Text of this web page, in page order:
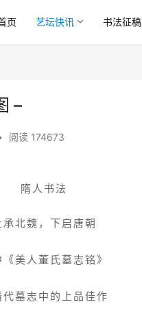
页 艺坛快讯 书法征稿
–
阅读 174673
隋人书法
承北魏，下启 唐朝
美人董氏墓志铭》
代墓志中的上品佳作